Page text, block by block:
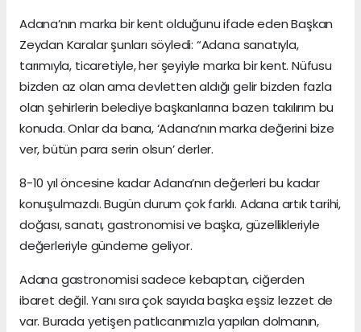
Adana’nın marka bir kent olduğunu ifade eden Başkan
Zeydan Karalar şunları söyledi: “Adana sanatıyla,
tarımıyla, ticaretiyle, her şeyiyle marka bir kent. Nüfusu
bizden az olan ama devletten aldığı gelir bizden fazla
olan şehirlerin belediye başkanlarına bazen takılırım bu
konuda. Onlar da bana, ‘Adana’nın marka değerini bize
ver, bütün para serin olsun’ derler.
8-10 yıl öncesine kadar Adana’nın değerleri bu kadar
konuşulmazdı. Bugün durum çok farklı. Adana artık tarihi,
doğası, sanatı, gastronomisi ve başka, güzellikleriyle
değerleriyle gündeme geliyor.
Adana gastronomisi sadece kebaptan, ciğerden
ibaret değil. Yanı sıra çok sayıda başka eşsiz lezzet de
var. Burada yetişen patlıcanımızla yapılan dolmanın,